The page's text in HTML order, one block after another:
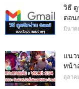
วิธี
ตอน
มีนาค
แนว
หน้า
ตุลาค